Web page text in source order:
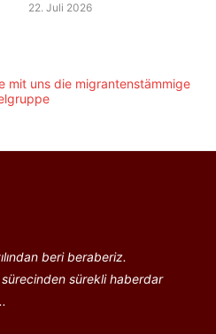
22. Juli 2026
beri beraberiz.
sürekli haberdar